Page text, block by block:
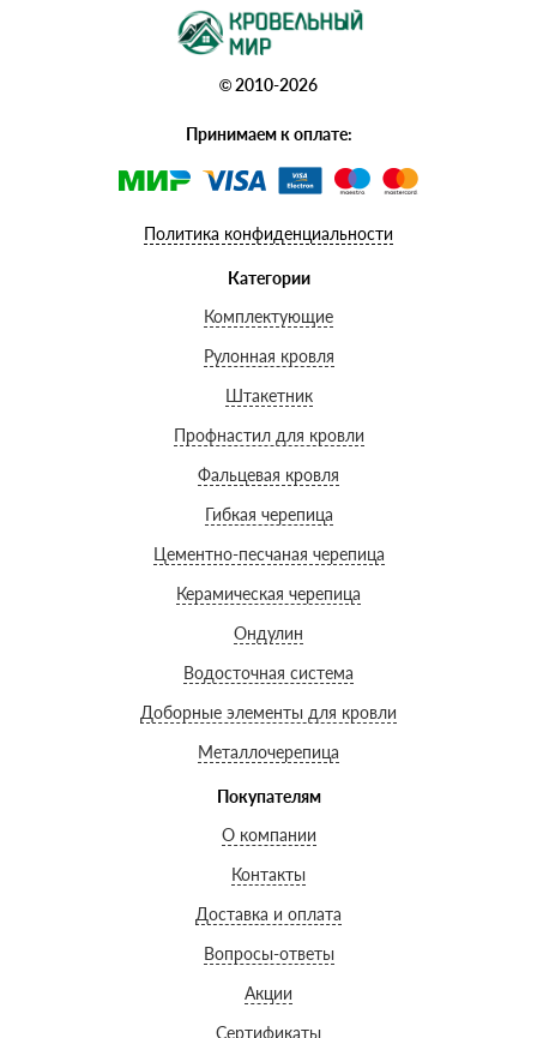
© 2010-2026
Принимаем к оплате:
Политика конфиденциальности
Категории
Комплектующие
Рулонная кровля
Штакетник
Профнастил для кровли
Фальцевая кровля
Гибкая черепица
Цементно-песчаная черепица
Керамическая черепица
Ондулин
Водосточная система
Доборные элементы для кровли
Металлочерепица
Покупателям
О компании
Контакты
Доставка и оплата
Вопросы-ответы
Акции
Сертификаты